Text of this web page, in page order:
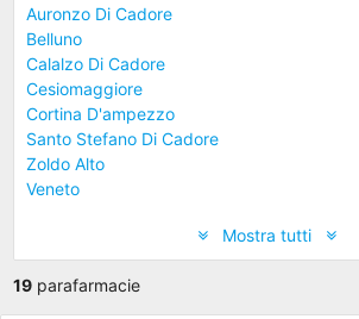
Auronzo Di Cadore
Belluno
Calalzo Di Cadore
Cesiomaggiore
Cortina D'ampezzo
Santo Stefano Di Cadore
Zoldo Alto
Veneto
Mostra tutti
19parafarmacie